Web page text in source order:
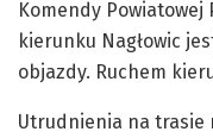
Komendy Powiatowej
kierunku Nagłowic
objazdy. Ruchem
Utrudnienia na trasie